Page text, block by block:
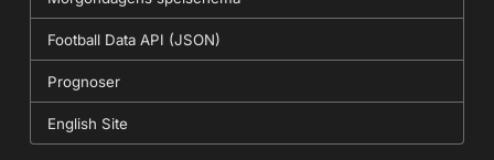
Football Data API (JSON)
Prognoser
English Site